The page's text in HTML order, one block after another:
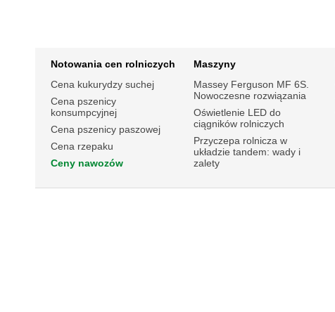
Notowania cen rolniczych
Cena kukurydzy suchej
Cena pszenicy
konsumpcyjnej
Cena pszenicy paszowej
Cena rzepaku
Ceny nawozów
Maszyny
Massey Ferguson MF 6S.
Nowoczesne rozwiązania
Oświetlenie LED do
ciągników rolniczych
Przyczepa rolnicza w
układzie tandem: wady i
zalety